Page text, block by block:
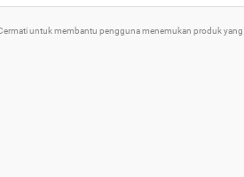
untuk membantu pengguna menemukan produk